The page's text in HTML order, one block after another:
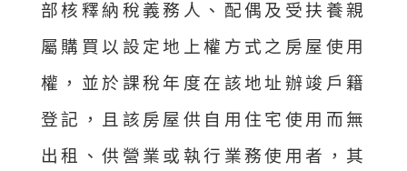
部核釋納稅義務人、配偶及受扶養親
屬購買以設定地上權方式之房屋使用
權，並於課稅年度在該地址辦竣戶籍
登記，且該房屋供自用住宅使用而無
出租、供營業或執行業務使用者，其